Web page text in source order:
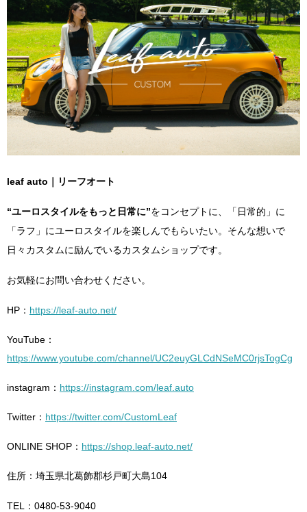
leaf auto｜リーフオート
“ユーロスタイルをもっと日常に”をコンセプトに、「日常的」に
「ラフ」にユーロスタイルを楽しんでもらいたい。そんな想いで
日々カスタムに励んでいるカスタムショップです。
お気軽にお問い合わせください。
HP： https://leaf-auto.net/
YouTube：
https://www.youtube.com/channel/UC2euyGLCdNSeMC0rjsTogCg
instagram： https://instagram.com/leaf.auto
Twitter： https://twitter.com/CustomLeaf
ONLINE SHOP： https://shop.leaf-auto.net/
住所：埼玉県北葛飾郡杉戸町大島104
TEL：0480-53-9040